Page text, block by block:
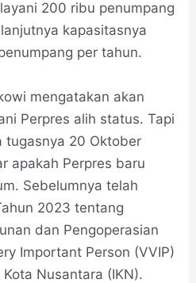
200 ribu penumpang
kapasitasnya
per tahun.
mengatakan akan
Perpres alih status. Tapi
tugasnya 20 Oktober
apakah Perpres baru
Sebelumnya telah
2023 tentang
dan Pengoperasian
Important Person (VVIP)
Nusantara (IKN).